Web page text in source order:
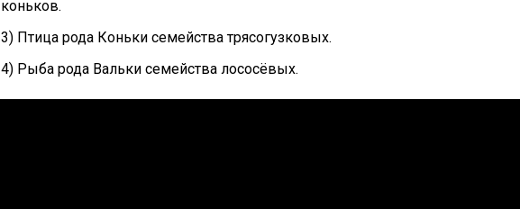
коньков.
3) Птица рода Коньки семейства трясогузковых.
4) Рыба рода Вальки семейства лососёвых.